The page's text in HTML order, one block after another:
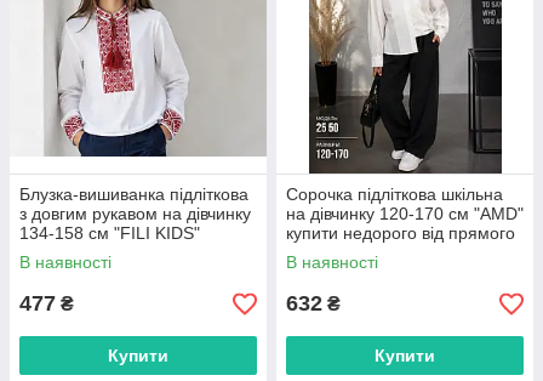
Блузка-вишиванка підліткова
з довгим рукавом на дівчинку
134-158 см "FILI KIDS"
недорого від прямого
постачальника
В наявності
477 ₴
Купити
Сорочка підліткова шкільна
на дівчинку 120-170 см "AMD"
купити недорого від прямого
постачальника
В наявності
632 ₴
Купити